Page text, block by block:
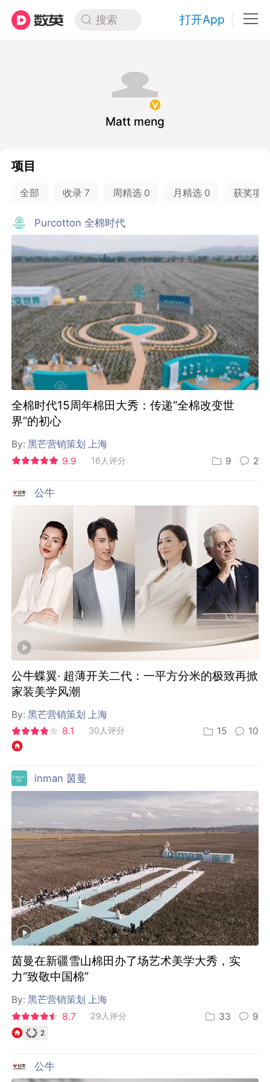
搜索 打开App
Matt meng
项目
全部 收录 7 周精选 0 月精选 0 获奖项
Purcotton 全棉时代
全棉时代15周年棉田大秀：传递“全棉改变世
界”的初心
By:黑芒营销策划 上海
9.9
16人评分 9 2
公牛
公牛蝶翼· 超薄开关二代：一平方分米的极致再掀
家装美学风潮
By:黑芒营销策划 上海
8.1
30人评分 15 10
inman 茵曼
茵曼在新疆雪山棉田办了场艺术美学大秀，实
力“致敬中国棉”
By:黑芒营销策划 上海
8.7
29人评分 33 9
2
公牛